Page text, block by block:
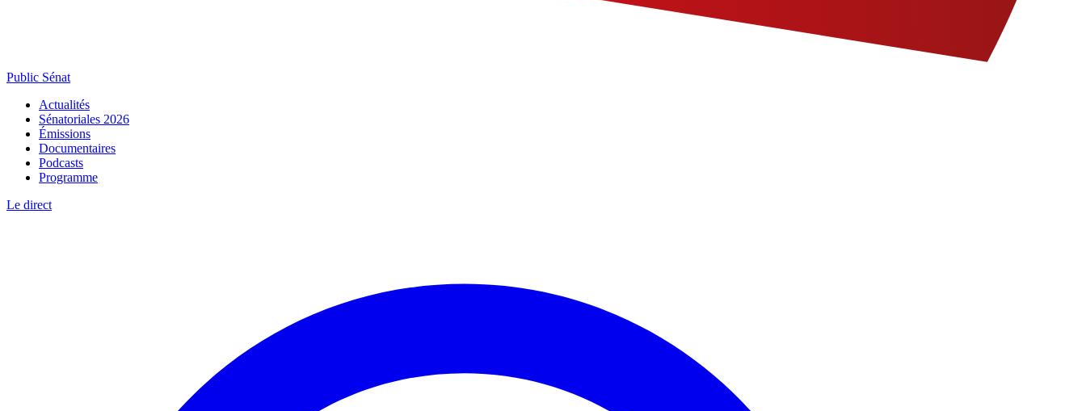
Public Sénat
Actualités
Sénatoriales 2026
Émissions
Documentaires
Podcasts
Programme
Le direct